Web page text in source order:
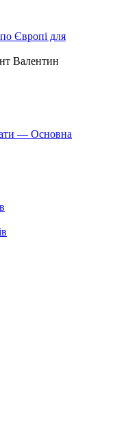
Європі для
Валентин
— Основна